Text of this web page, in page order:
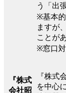
う「出
※基本的
ますが
ことが
※窓口
『株式
会社昭
『株式
を中心